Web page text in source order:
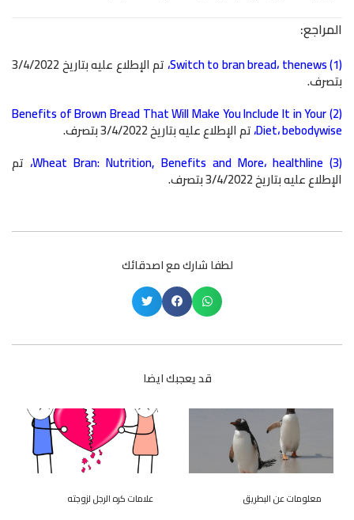
المراجع:
(1)
Switch to bran bread،thenews ، تم الإطلاع عليه بتاريخ 3/4/2022
بتصرف.
(2)
Benefits of Brown Bread That Will Make You Include It in Your
Diet،bebodywise ،تم الإطلاع عليه بتاريخ 3/4/2022 بتصرف.
(3)
Wheat Bran: Nutrition, Benefits and More، healthline ،تم
الإطلاع عليه بتاريخ 3/4/2022 بتصرف.
لطفا شارك مع اصدقائك
قد يعجبك ايضا
معلومات عن البطريق علامات كره الرجل لزوجته